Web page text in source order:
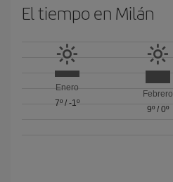
El tiempo en Milán
Enero
7º/ -1º
Febrero
9º/ 0º